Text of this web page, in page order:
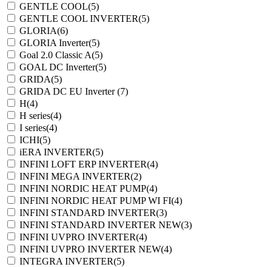
GENTLE COOL(5)
GENTLE COOL INVERTER(5)
GLORIA(6)
GLORIA Inverter(5)
Goal 2.0 Classic A(5)
GOAL DC Inverter(5)
GRIDA(5)
GRIDA DC EU Inverter(7)
H(4)
H series(4)
I series(4)
ICHI(5)
iERA INVERTER(5)
INFINI LOFT ERP INVERTER(4)
INFINI MEGA INVERTER(2)
INFINI NORDIC HEAT PUMP(4)
INFINI NORDIC HEAT PUMP WI FI(4)
INFINI STANDARD INVERTER(3)
INFINI STANDARD INVERTER NEW(3)
INFINI UVPRO INVERTER(4)
INFINI UVPRO INVERTER NEW(4)
INTEGRA INVERTER(5)